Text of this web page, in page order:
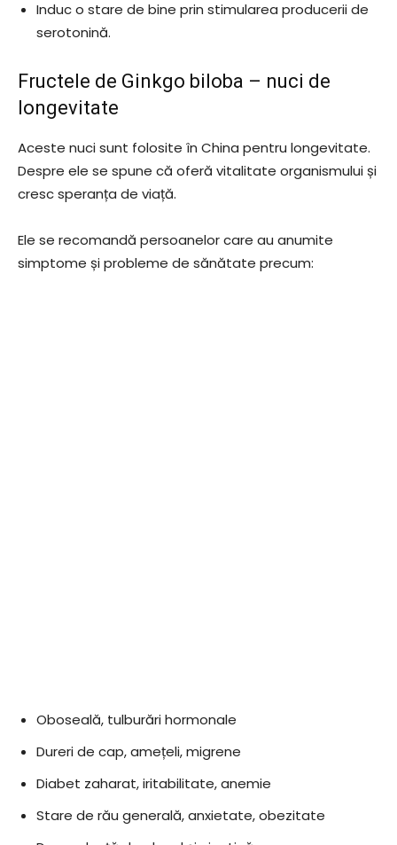
Induc o stare de bine prin stimularea producerii de
serotonină.
Fructele de Ginkgo biloba – nuci de
longevitate
Aceste nuci sunt folosite în China pentru longevitate.
Despre ele se spune că oferă vitalitate organismului și
cresc speranța de viață.
Ele se recomandă persoanelor care au anumite
simptome și probleme de sănătate precum:
Oboseală, tulburări hormonale
Dureri de cap, amețeli, migrene
Diabet zaharat, iritabilitate, anemie
Stare de rău generală, anxietate, obezitate